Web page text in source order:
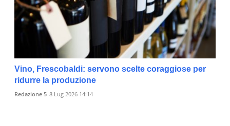
Vino, Frescobaldi: servono scelte coraggiose per
ridurre la produzione
Redazione 5 8 Lug 2026 14:14